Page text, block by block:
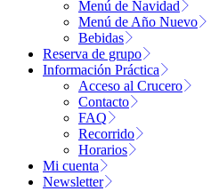
Menú de Navidad
Menú de Año Nuevo
Bebidas
Reserva de grupo
Información Práctica
Acceso al Crucero
Contacto
FAQ
Recorrido
Horarios
Mi cuenta
Newsletter